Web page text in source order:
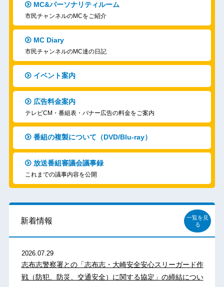
MC&パーソナリティルーム
市民チャンネルのMCをご紹介
MC Diary
市民チャンネルのMC達の日記
イベント案内
広告料金案内
テレビCM・番組表・バナー広告の料金をご案内
番組の複製について（DVD/Blu-ray）
放送番組審議会議事録
これまでの議事内容を公開
新着情報
一覧を見
る
2026.07.29
志布志警察署との「志布志・大崎安全安心スリーガード作
戦（防犯、防災、交通安全）に関する協定」の締結につい